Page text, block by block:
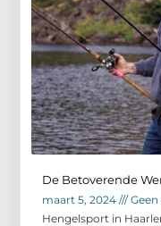
De Betoverende
maart 5, 2024
Geen
Hengelsport in